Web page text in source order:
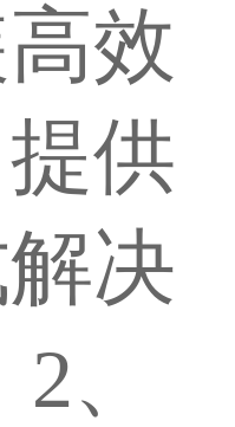
效
供
决
、